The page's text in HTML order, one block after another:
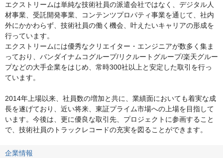
エクストリームは単純な技術社員の派遣会社ではなく、デジタル人
材事業、受託開発事業、コンテンツプロパティ事業を通じて、社内
外にかかわらず、技術社員の働く機会、叶えたいキャリアの形成を
行っています。
エクストリームには優秀なクリエイター・エンジニアが数多く集ま
っており、バンダイナムコグループ/リクルートグループ/楽天グルー
プなどの大手企業をはじめ、常時300社以上と安定した取引を行っ
ています。
2014年上場以来、社員数の増加と共に、業績面においても着実な成
長を遂げており、近い将来、東証プライム市場への上場を目指して
います。今後は、更に優良な取引先、プロジェクトに参画すること
で、技術社員のトラックレコードの充実を図ることができます。
企業情報